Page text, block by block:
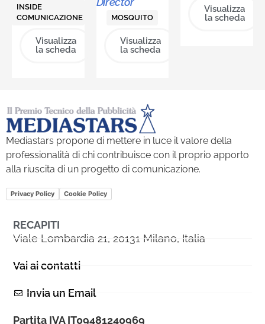
INSIDE
COMUNICAZIONE
Visualizza
la scheda
MOSQUITO
Visualizza
la scheda
Visualizza
la scheda
Mediastars propone di mettere in luce il valore della
professionalità di chi contribuisce con il proprio apporto
alla riuscita di un progetto di comunicazione.
Privacy Policy Cookie Policy
RECAPITI
Viale Lombardia 21, 20131 Milano, Italia
Vai ai contatti
Invia un Email
Partita IVA IT09481240969